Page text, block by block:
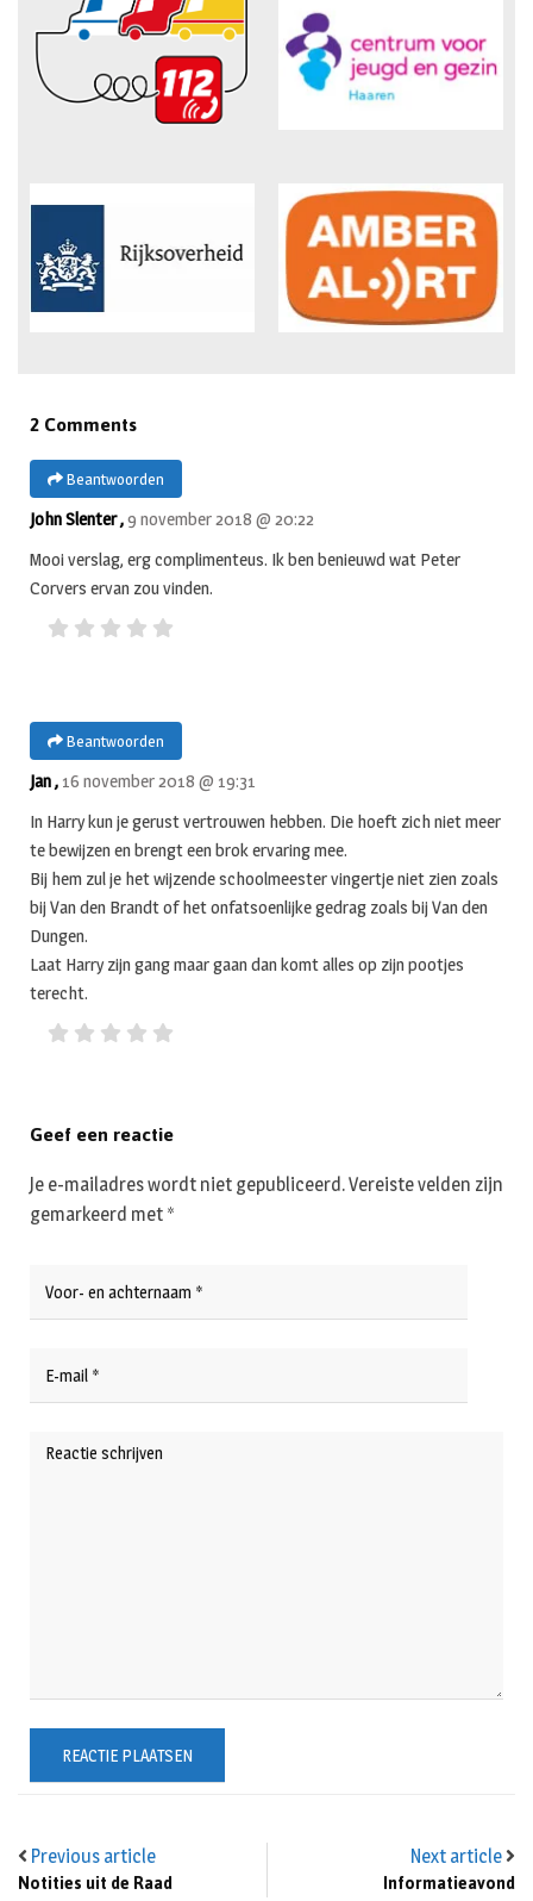
Previous article
Notities uit de Raad
Next article
Informatieavond
2 Comments
Beantwoorden
John Slenter ,9 november 2018 @ 20:22
Mooi verslag, erg complimenteus. Ik ben benieuwd wat Peter
Corvers ervan zou vinden.
Beantwoorden
Jan , 16 november 2018 @ 19:31
In Harry kun je gerust vertrouwen hebben. Die hoeft zich niet meer
te bewijzen en brengt een brok ervaring mee.
Bij hem zul je het wijzende schoolmeester vingertje niet zien zoals
bij Van den Brandt of het onfatsoenlijke gedrag zoals bij Van den
Dungen.
Laat Harry zijn gang maar gaan dan komt alles op zijn pootjes
terecht.
Geef een reactie
Je e-mailadres wordt niet gepubliceerd.Vereiste velden zijn
gemarkeerd met *